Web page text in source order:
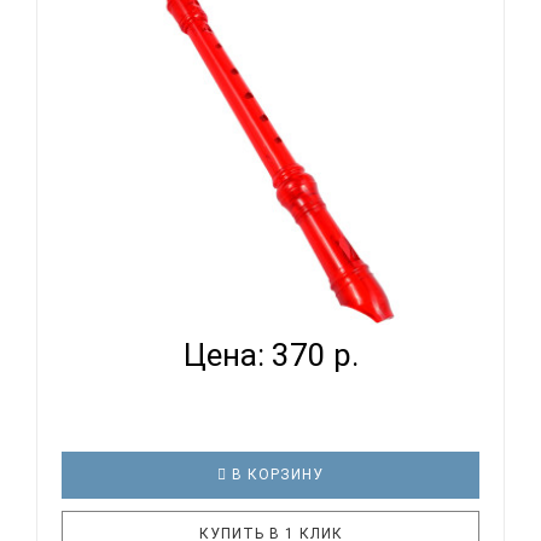
изготовлен из пластика. Блокфлейта состоит из
трех частей: мундштука, срединного и нижнего
колен. Инструмент и..
FLIGHT FFP-1 RD - БЛОКФЛЕЙТА СОПРАНО
НЕМЕЦКАЯ СИСТ...
Цена: 370 р.
В КОРЗИНУ
КУПИТЬ В 1 КЛИК